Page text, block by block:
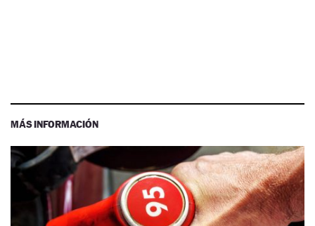
MÁS INFORMACIÓN